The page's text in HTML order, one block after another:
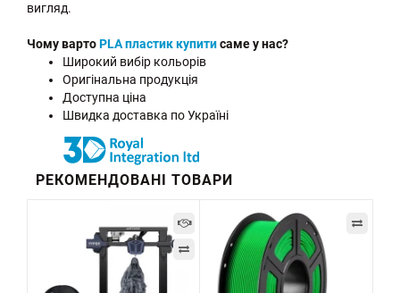
вигляд.
Чому вартоPLA пластик купитисаме у нас?
Широкий вибір кольорів
Оригінальна продукція
Доступна ціна
Швидка доставка по Україні
РЕКОМЕНДОВАНІ ТОВАРИ